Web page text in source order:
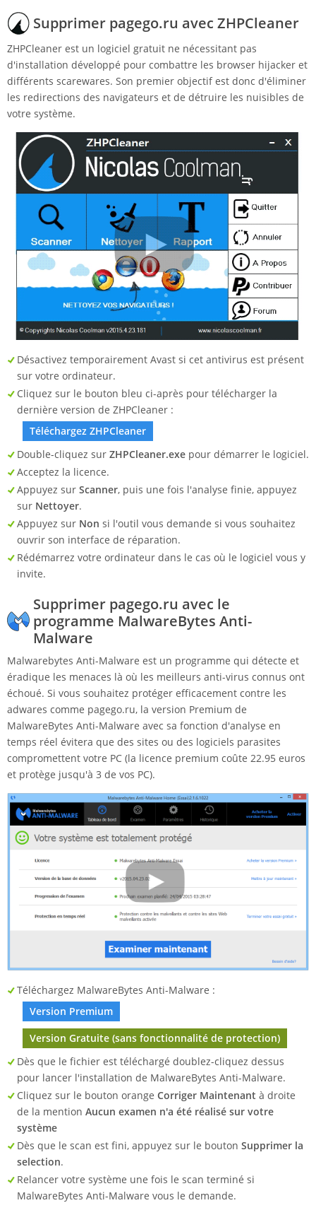
Supprimer pagego.ru avec ZHPCleaner
ZHPCleaner est un logiciel gratuit ne nécessitant pas
d'installation développé pour combattre les browser hijacker et
différents scarewares. Son premier objectif est donc d'éliminer
les redirections des navigateurs et de détruire les nuisibles de
votre système.
Désactivez temporairement Avast si cet antivirus est présent
sur votre ordinateur.
Cliquez sur le bouton bleu ci-après pour télécharger la
dernière version de ZHPCleaner :
Téléchargez ZHPCleaner
Double-cliquez sur ZHPCleaner.exe pour démarrer le logiciel.
Acceptez la licence.
Appuyez sur Scanner, puis une fois l'analyse finie, appuyez
sur Nettoyer.
Appuyez sur Non si l'outil vous demande si vous souhaitez
ouvrir son interface de réparation.
Rédémarrez votre ordinateur dans le cas où le logiciel vous y
invite.
Supprimer pagego.ru avec le
programme MalwareBytes Anti-
Malware
Malwarebytes Anti-Malware est un programme qui détecte et
éradique les menaces là où les meilleurs anti-virus connus ont
échoué. Si vous souhaitez protéger efficacement contre les
adwares comme pagego.ru, la version Premium de
MalwareBytes Anti-Malware avec sa fonction d'analyse en
temps réel évitera que des sites ou des logiciels parasites
compromettent votre PC (la licence premium coûte 22.95 euros
et protège jusqu'à 3 de vos PC).
Téléchargez MalwareBytes Anti-Malware :
Version Premium
Version Gratuite (sans fonctionnalité de protection)
Dès que le fichier est téléchargé doublez-cliquez dessus
pour lancer l'installation de MalwareBytes Anti-Malware.
Cliquez sur le bouton orange Corriger Maintenant à droite
de la mention Aucun examen n'a été réalisé sur votre
système
Dès que le scan est fini, appuyez sur le bouton Supprimer la
selection.
Relancer votre système une fois le scan terminé si
MalwareBytes Anti-Malware vous le demande.